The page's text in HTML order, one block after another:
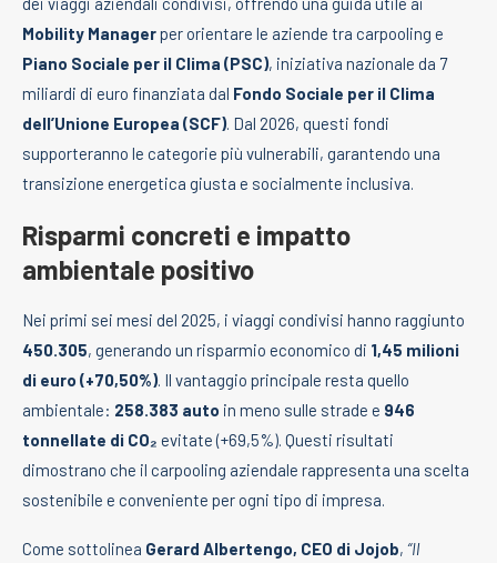
Mobility Managerper orientare le aziende tra carpooling e
Piano Sociale per il Clima (PSC), iniziativa nazionale da 7
miliardi di euro finanziata dal Fondo Sociale per il Clima
dell’Unione Europea (SCF). Dal 2026, questi fondi
supporteranno le categorie più vulnerabili, garantendo una
transizione energetica giusta e socialmente inclusiva.
Risparmi concreti e impatto
ambientale positivo
Nei primi sei mesi del 2025, i viaggi condivisi hanno raggiunto
450.305, generando un risparmio economico di 1,45 milioni
di euro (+70,50%). Il vantaggio principale resta quello
ambientale: 258.383 auto in meno sulle strade e 946
tonnellate di CO₂ evitate (+69,5%). Questi risultati
dimostrano che il carpooling aziendale rappresenta una scelta
sostenibile e conveniente per ogni tipo di impresa.
Come sottolinea Gerard Albertengo, CEO di Jojob, “Il